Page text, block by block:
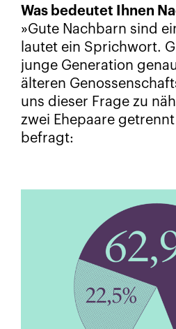
Was bedeutet Ihnen
»Gute Nachbarn sind
lautet ein Sprichwort.
junge Generation
älteren
uns dieser Frage zu
zwei Ehepaare
befragt: